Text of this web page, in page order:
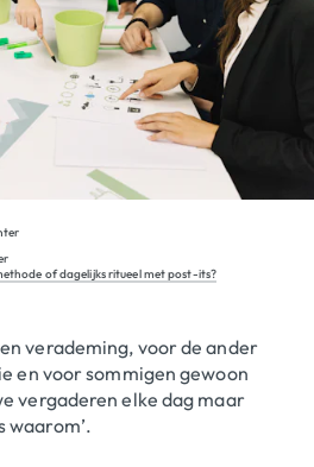
of dagelijks ritueel met post-its?
verademing, voor de ander
en voor sommigen gewoon
vergaderen elke dag maar
waarom’.